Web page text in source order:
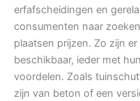
erfafscheidingen en
consumenten naar
plaatsen prijzen. Zo zijn
beschikbaar, ieder met
voordelen. Zoals
zijn van beton of een